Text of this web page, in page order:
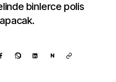
binlerce polis
N